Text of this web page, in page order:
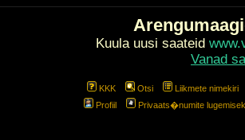
Kuula uusi saateid
Vanad
KKK Otsi Liikmete nimekiri
Profiil
Privaats�numite